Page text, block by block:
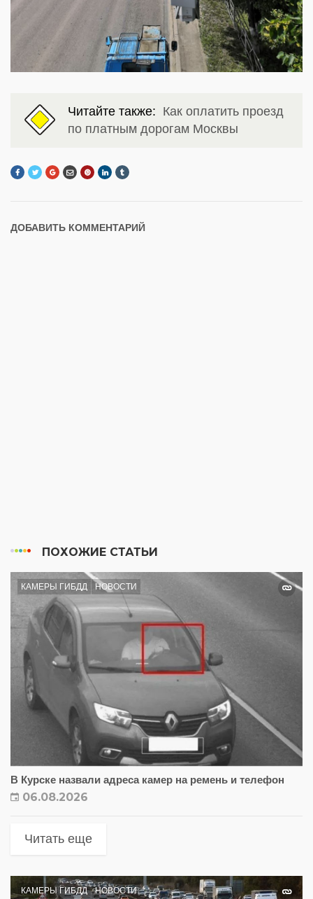
Читайте также: Как оплатить проезд
по платным дорогам Москвы
ДОБАВИТЬ КОММЕНТАРИЙ
ПОХОЖИЕ СТАТЬИ
КАМЕРЫ ГИБДД НОВОСТИ
В Курске назвали адреса камер на ремень и телефон
06.08.2026
Читать еще
КАМЕРЫ ГИБДД НОВОСТИ